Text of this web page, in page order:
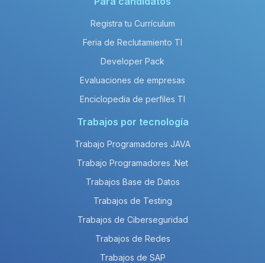
Registra tu Currículum
Feria de Reclutamiento TI
Developer Pack
Evaluaciones de empresas
Enciclopedia de perfiles TI
Trabajos por tecnología
Trabajo Programadores JAVA
Trabajo Programadores .Net
Trabajos Base de Datos
Trabajos de Testing
Trabajos de Ciberseguridad
Trabajos de Redes
Trabajos de SAP